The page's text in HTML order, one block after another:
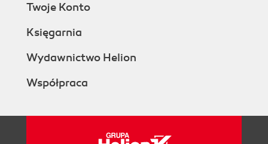
Twoje Konto
Księgarnia
Wydawnictwo Helion
Współpraca